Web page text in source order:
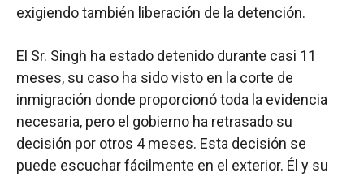
exigiendo también liberación de la detención.
El Sr. Singh ha estado detenido durante casi 11
meses, su caso ha sido visto en la corte de
inmigración donde proporcionó toda la evidencia
necesaria, pero el gobierno ha retrasado su
decisión por otros 4 meses. Esta decisión se
puede escuchar fácilmente en el exterior. Él y su